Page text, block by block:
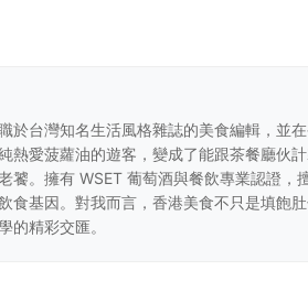
於台灣知名生活風格雜誌的美食編輯，並
熱愛菠蘿油的遊客，變成了能跟茶餐廳伙
饕。擁有 WSET 葡萄酒與餐飲專業認證，
食基因。對我而言，香港美食不只是填飽
的精彩交匯。